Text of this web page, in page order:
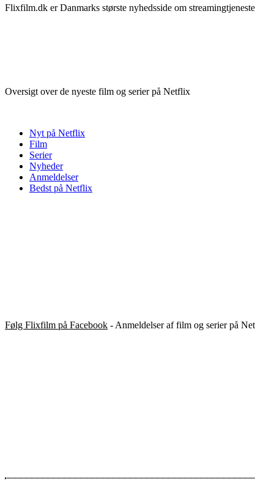
Flixfilm.dk er Danmarks største nyhedsside om
Oversigt over de nyeste film og serier på Netflix
Nyt på Netflix
Film
Serier
Nyheder
Anmeldelser
Bedst på Netflix
Følg Flixfilm på Facebook - Anmeldelser af film og serier på